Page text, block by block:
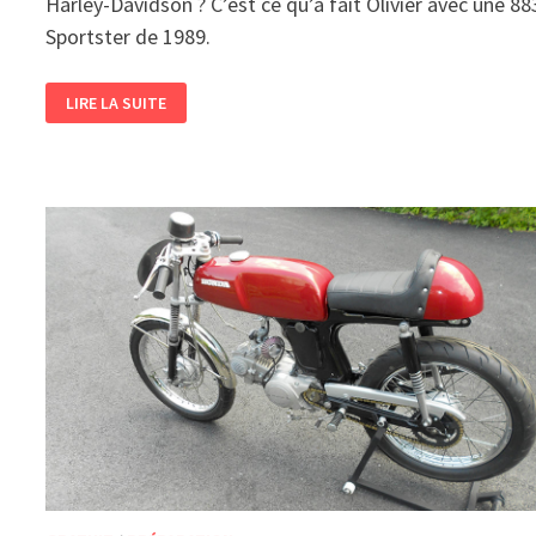
Sportster de 1989.
CAFÉ-
RACER
SPORTSTER
LIRE LA SUITE